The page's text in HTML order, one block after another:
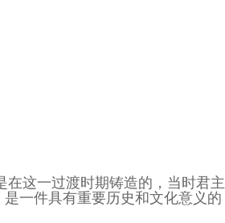
这一过渡时期铸造的，当时君主
一件具有重要历史和文化意义的